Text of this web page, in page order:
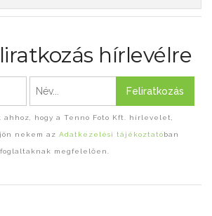
hírlevélre
Feliratkozás
ahhoz, hogy a Tenno Foto Kft. hírlevelet,
nekem az Adatkezelési tájékoztatóban
foglaltaknak megfelelően.